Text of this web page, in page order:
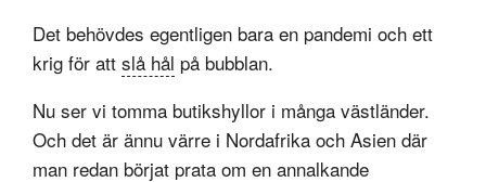
Det behövdes egentligen bara en pandemi och ett
krig för att slå hål på bubblan.
Nu ser vi tomma butikshyllor i många västländer.
Och det är ännu värre i Nordafrika och Asien där
man redan börjat prata om en annalkande